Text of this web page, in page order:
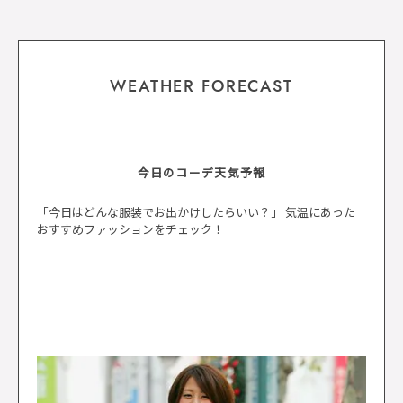
WEATHER FORECAST
今日のコーデ天気予報
「今日はどんな服装でお出かけしたらいい？」 気温にあった
おすすめファッションをチェック！